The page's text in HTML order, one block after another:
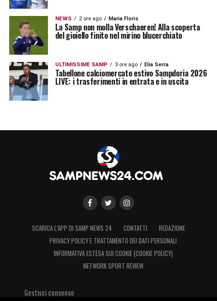
NEWS 2 ore ago Maria Floris
La Samp non molla Verschaeren! Alla scoperta
del gioiello finito nel mirino blucerchiato
ULTIMISSIME SAMP 3 ore ago Elia Serra
Tabellone calciomercato estivo Sampdoria 2026
LIVE: i trasferimenti in entrata e in uscita
SCARICA L’APP DI SAMP NEWS 24 CONTATTI
REDAZIONE
PRIVACY POLICY E TRATTAMENTO DEI DATI PERSONALI
INFORMATIVA ESTESA SUI COOKIE (COOKIE POLICY)
NETWORK SPORT REVIEW
Gestisci consenso